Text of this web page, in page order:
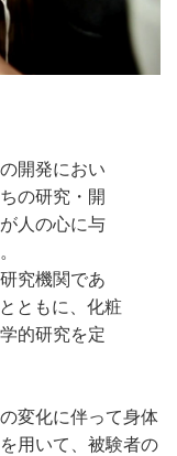
開発におい
の研究・開
人の心に与
究機関であ
とともに、化粧
的研究を定
変化に伴って身体
用いて、被験者の